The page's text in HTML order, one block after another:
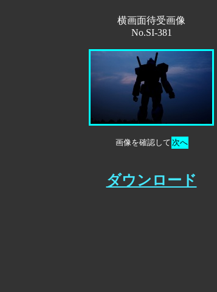
横画面待受画像
No.SI-381
画像を確認して 次へ
ダウンロード